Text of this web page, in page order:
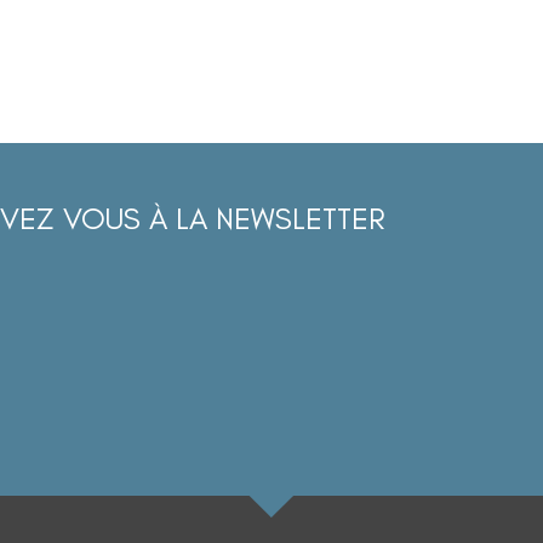
VOUS À LA NEWSLETTER